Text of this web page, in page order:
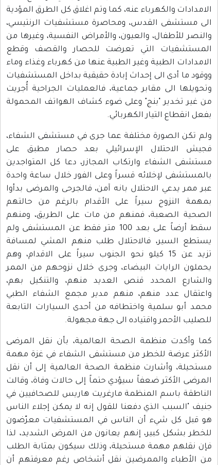
الامدادات والكهرباء عنه، كما وتم اغلاق كل الطرق المؤدية
الى مستشفى القدس، ومحاصرة مستشفيات الرنتيسي،
والنصر للأطفال، والعيون، والأمراض النفسية، وغيرها من
المستشفيات التي تعرضت للحصار والقصف وقطع
الامدادات الطبية وغير الطبية عنها من كهرباء وغذاء وماء
ووقود ما أدى الى إحداث إبادة حقيقية بداخل المستشفيات
وتحويلها الى مقابر جماعية، فالعمليات الجراحية أُجريت
من غير تخدير "بنج" وعلى ضوء كشاف الهواتف المحمولة
بفعل انقطاع التيار الكهربائي.
ولم تكن الصورة مختلفة عما جرى في مستشفى الشفاء،
فجيش الاحتلال الإسرائيلي بعد حصار مطبق على
مستشفى الشفاء وارتكاب المجازر، دعا كل المتواجدين
بالمستشفى لإخلائه قسراً وعلى الفور خلال ساعة واحدة
عبر ممر يدعي الاحتلال بانه آمن، فالجرحى والمرضى بدأوا
بمهمة النزوح سيراً على الأقدام بالرغم من حالتهم
الصحية الصعبة، فمنهم من مات على الطريق، ومنهم
سقط أرضاً على بعد 100 متر فقط عن المستشفى ولم
يستطع السير، فالاحتلال طلب منهم المشي لمسافة
تزيد عن 15 كيلو نحو الجنوب سيراً على الاقدام، وهم
يحملون الرايات البيضاء، وجرى خلال نزوحهم من الممر
والشارع المحدد قنص العديد منهم، والتنكيل بهم،
واعتقال عدد منهم، منهم مدير مجمع الشفاء الطبي
محمد أبو سلمية واختطافه من أحدى السيارات التابعة
للصليب الأحمر واقتياده الى جهة مجهولة.
كما وأكدت منظمة الصحة العالمية، بأن نقل المرضى
الأكثر عرضة للخطر من مستشفى الشفاء في غزة مهمة
مستحيلة، وأشارت منظمة الصحة العالمية إلى أن نقل
المرضى الأكثر ضعفاً سيؤدي حتماً إلى حالات وفاة، وقالت
الناطقة باسم المنظمة مارغريت هاريس للصحافيين في
جنيف "السبب الذي دفعنا للقول إنه لا يمكن إجلاء الناس
هو قبل كل شيء أن الناس في المستشفيات معرّضون
للخطر بشكل كبير، إنهم يعانون من المرض الشديد، لذا
فإن نقلهم مهمة مستحيلة، وذلك سيكون بمثابة الطلب
من الأطباء والممرضين نقل أشخاص رغم معرفتهم أن